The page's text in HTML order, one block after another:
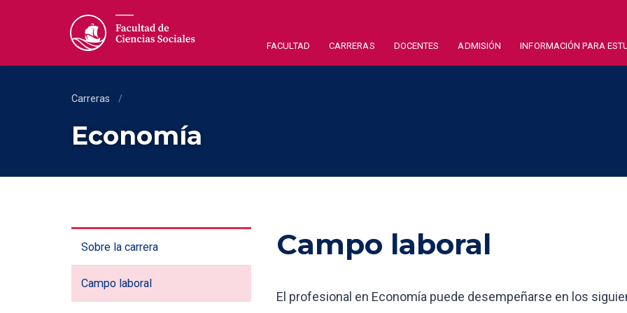
FACULTAD CARRERAS DOCENTES ADMISIÓN INFORMACIÓN PARA
Carreras /
Economía
Sobre la carrera
Campo laboral
Campo laboral
El profesional en Economía puede desempeñarse en los